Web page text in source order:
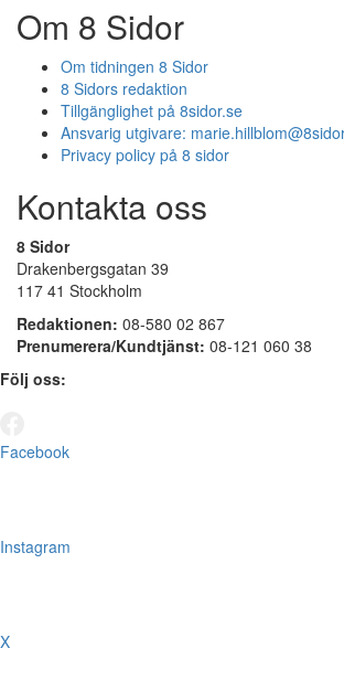
Om 8 Sidor
Om tidningen 8 Sidor
8 Sidors redaktion
Tillgänglighet på 8sidor.se
Ansvarig utgivare:
Privacy policy på 8 sidor
Kontakta oss
8 Sidor
Drakenbergsgatan 39
117 41 Stockholm
Redaktionen: 08-580 02 867
Prenumerera/Kundtjänst: 08-121 060 38
Följ oss:
Facebook
Instagram
X